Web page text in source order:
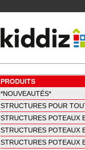
PRODUITS
*NOUVEAUTÉS*
STRUCTURES POUR
STRUCTURES POTEAUX
STRUCTURES POTEAUX
STRUCTURES POTEAUX